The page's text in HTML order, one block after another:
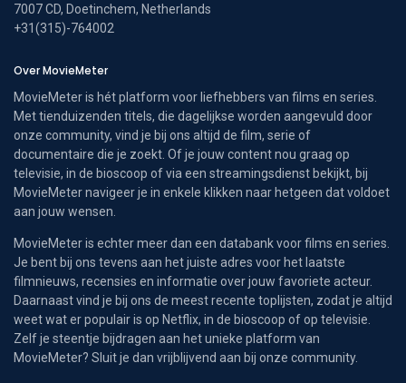
7007 CD, Doetinchem, Netherlands
+31(315)-764002
Over MovieMeter
MovieMeter is hét platform voor liefhebbers van films en series.
Met tienduizenden titels, die dagelijkse worden aangevuld door
onze community, vind je bij ons altijd de film, serie of
documentaire die je zoekt. Of je jouw content nou graag op
televisie, in de bioscoop of via een streamingsdienst bekijkt, bij
MovieMeter navigeer je in enkele klikken naar hetgeen dat voldoet
aan jouw wensen.
MovieMeter is echter meer dan een databank voor films en series.
Je bent bij ons tevens aan het juiste adres voor het laatste
filmnieuws, recensies en informatie over jouw favoriete acteur.
Daarnaast vind je bij ons de meest recente toplijsten, zodat je altijd
weet wat er populair is op Netflix, in de bioscoop of op televisie.
Zelf je steentje bijdragen aan het unieke platform van
MovieMeter? Sluit je dan vrijblijvend aan bij onze community.